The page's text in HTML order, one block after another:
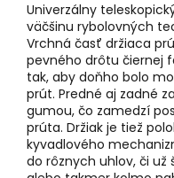
Univerzálny
väčšinu rybolovných
Vrchná časť držiaca
pevného drôtu čiernej
tak, aby doňho bolo
prút. Predné aj zadné
gumou, čo zamedzí
prúta. Držiak je tiež
kyvadlového
do rôznych uhlov, či už